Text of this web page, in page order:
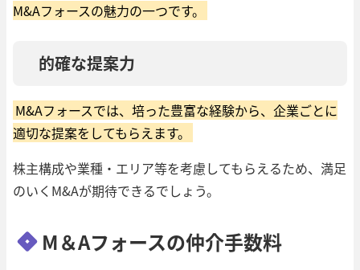
M&Aフォースの魅力の一つです。
的確な提案力
M&Aフォースでは、培った豊富な経験から、企業ごとに
適切な提案をしてもらえます。
株主構成や業種・エリア等を考慮してもらえるため、満足
のいくM&Aが期待できるでしょう。
M＆Aフォースの仲介手数料